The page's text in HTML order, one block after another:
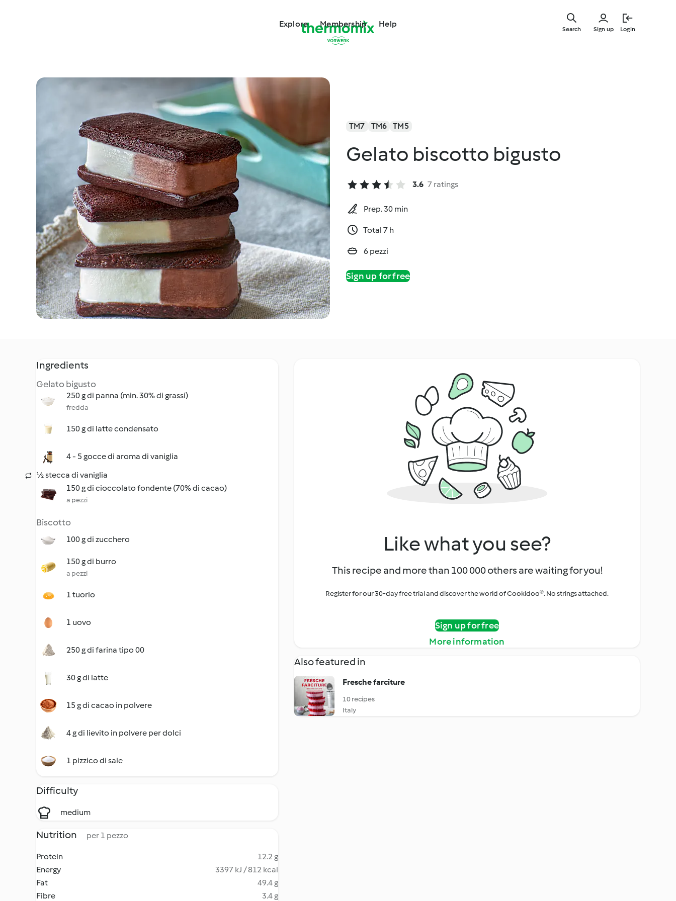
Explore Membership Help
Sign up Login
Search
TM7 TM6 TM5
Gelato biscotto bigusto
3.6 7 ratings
Prep. 30 min
Total 7 h
6 pezzi
Sign up for free
Ingredients
Gelato bigusto
250 g di panna (min. 30% di grassi)
fredda
150 g di latte condensato
4 - 5 gocce di aroma di vaniglia
½ stecca di vaniglia
150 g di cioccolato fondente (70% di cacao)
a pezzi
Biscotto
100 g di zucchero
150 g di burro
a pezzi
1 tuorlo
1 uovo
250 g di farina tipo 00
30 g di latte
15 g di cacao in polvere
4 g di lievito in polvere per dolci
1 pizzico di sale
Difficulty
medium
Nutrition per 1 pezzo
Protein
12.2 g
Energy
3397 kJ / 812 kcal
Fat
49.4 g
Fibre
3.4 g
Like what you see?
This recipe and more than 100 000 others are waiting for you!
Register for our 30-day free trial and discover the world of Cookidoo®. No strings attached.
Sign up for free
More information
Also featured in
Fresche farciture
10 recipes
Italy